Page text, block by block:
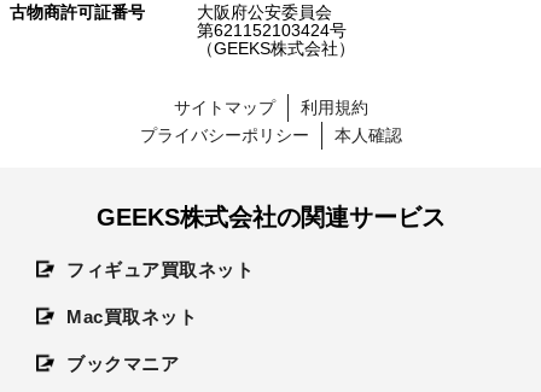
古物商許可証番号
大阪府公安委員会
第621152103424号
（GEEKS株式会社）
サイトマップ
利用規約
プライバシーポリシー
本人確認
GEEKS株式会社の関連サービス
フィギュア買取ネット
Mac買取ネット
ブックマニア